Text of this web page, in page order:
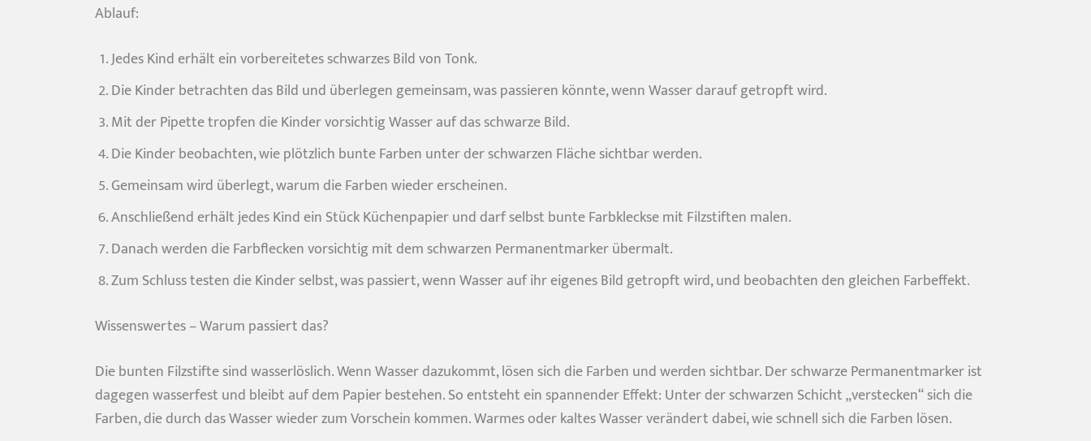
Ablauf:
Jedes Kind erhält ein vorbereitetes schwarzes Bild von Tonk.
Die Kinder betrachten das Bild und überlegen gemeinsam, was passieren könnte, wenn Wasser darauf getropft wird.
Mit der Pipette tropfen die Kinder vorsichtig Wasser auf das schwarze Bild.
Die Kinder beobachten, wie plötzlich bunte Farben unter der schwarzen Fläche sichtbar werden.
Gemeinsam wird überlegt, warum die Farben wieder erscheinen.
Anschließend erhält jedes Kind ein Stück Küchenpapier und darf selbst bunte Farbkleckse mit Filzstiften malen.
Danach werden die Farbflecken vorsichtig mit dem schwarzen Permanentmarker übermalt.
Zum Schluss testen die Kinder selbst, was passiert, wenn Wasser auf ihr eigenes Bild getropft wird, und beobachten den gleichen Farbeffekt.
Wissenswertes – Warum passiert das?
Die bunten Filzstifte sind wasserlöslich. Wenn Wasser dazukommt, lösen sich die Farben und werden sichtbar. Der schwarze Permanentmarker ist
dagegen wasserfest und bleibt auf dem Papier bestehen. So entsteht ein spannender Effekt: Unter der schwarzen Schicht „verstecken“ sich die
Farben, die durch das Wasser wieder zum Vorschein kommen. Warmes oder kaltes Wasser verändert dabei, wie schnell sich die Farben lösen.
©Lia Schrull
Du willst Kinder stark machen?
Dann bleibe mit uns in Verbindung!